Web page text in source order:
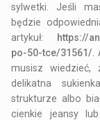
sylwetki. Jeśli
będzie
artykuł: https://
po-50-tce/31561/
musisz
delikatna
strukturze albo
cienkie jeansy